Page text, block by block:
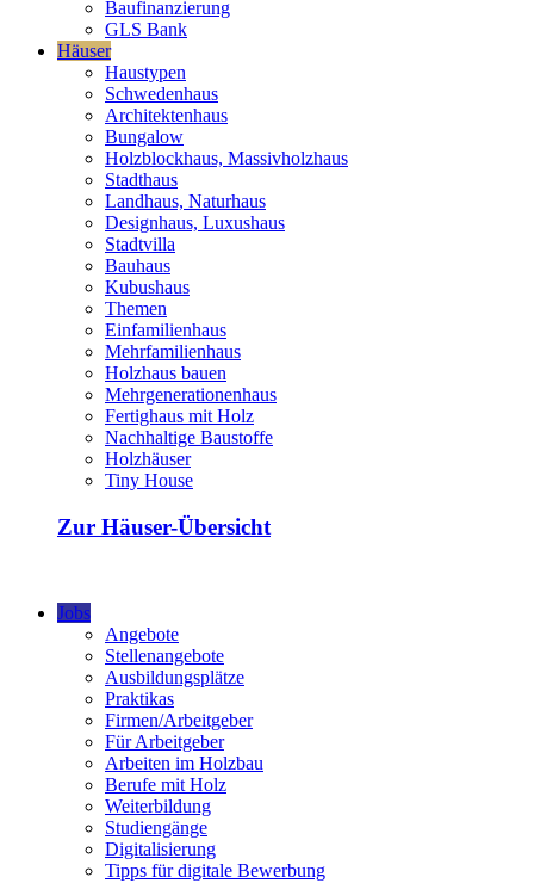
Baufinanzierung
GLS Bank
Häuser
Haustypen
Schwedenhaus
Architektenhaus
Bungalow
Holzblockhaus, Massivholzhaus
Stadthaus
Landhaus, Naturhaus
Designhaus, Luxushaus
Stadtvilla
Bauhaus
Kubushaus
Themen
Einfamilienhaus
Mehrfamilienhaus
Holzhaus bauen
Mehrgenerationenhaus
Fertighaus mit Holz
Nachhaltige Baustoffe
Holzhäuser
Tiny House
Zur Häuser-Übersicht
Jobs
Angebote
Stellenangebote
Ausbildungsplätze
Praktikas
Firmen/Arbeitgeber
Für Arbeitgeber
Arbeiten im Holzbau
Berufe mit Holz
Weiterbildung
Studiengänge
Digitalisierung
Tipps für digitale Bewerbung